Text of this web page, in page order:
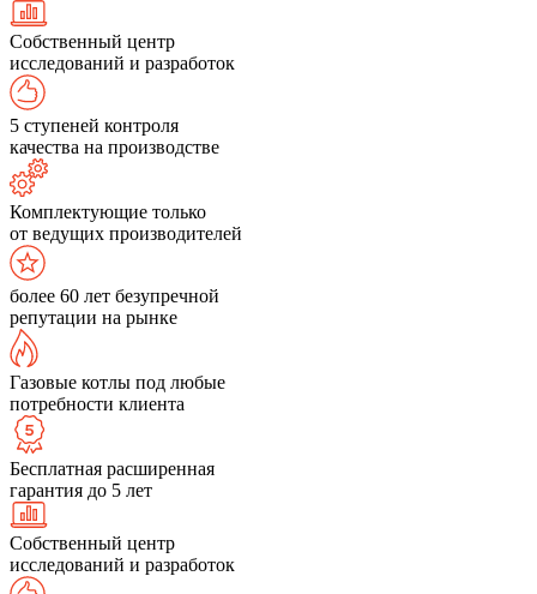
Собственный центр
исследований и разработок
5 ступеней контроля
качества на производстве
Комплектующие только
от ведущих производителей
более 60 лет безупречной
репутации на рынке
Газовые котлы под любые
потребности клиента
Бесплатная расширенная
гарантия до 5 лет
Собственный центр
исследований и разработок